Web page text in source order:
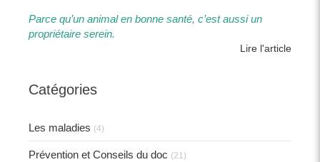
Parce qu’un animal en bonne santé, c’est aussi un
propriétaire serein.​​
Lire l'article
Catégories
Les maladies (4)
Prévention et Conseils du doc (21)